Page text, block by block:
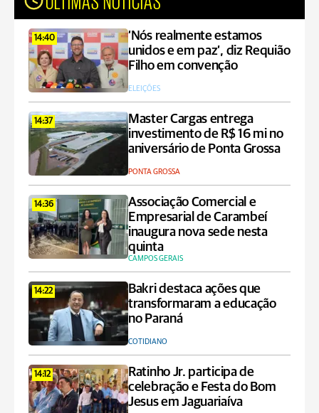
14:40
‘Nós realmente estamos
unidos e em paz’, diz Requião
Filho em convenção
ELEIÇÕES
14:37
Master Cargas entrega
investimento de R$ 16 mi no
aniversário de Ponta Grossa
PONTA GROSSA
14:36
Associação Comercial e
Empresarial de Carambeí
inaugura nova sede nesta
quinta
CAMPOS GERAIS
14:22
Bakri destaca ações que
transformaram a educação
no Paraná
COTIDIANO
14:12
Ratinho Jr. participa de
celebração e Festa do Bom
Jesus em Jaguariaíva